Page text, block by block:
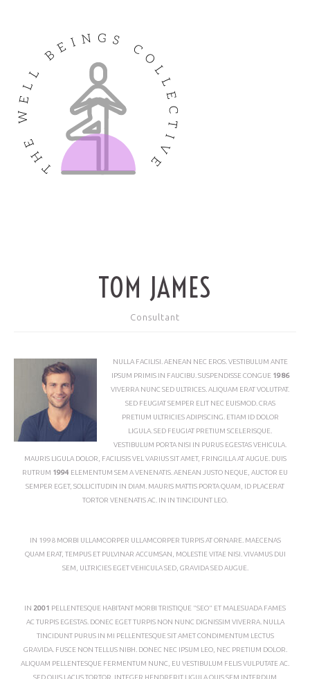
TOM JAMES
Consultant
NULLA FACILISI. AENEAN NEC EROS. VESTIBULUM ANTE
IPSUM PRIMIS IN FAUCIBU. SUSPENDISSE CONGUE 1986
VIVERRA NUNC SED ULTRICES. ALIQUAM ERAT VOLUTPAT.
SED FEUGIAT SEMPER ELIT NEC EUISMOD. CRAS
PRETIUM ULTRICIES ADIPISCING. ETIAM ID DOLOR
LIGULA. SED FEUGIAT PRETIUM SCELERISQUE.
VESTIBULUM PORTA NISI IN PURUS EGESTAS VEHICULA.
MAURIS LIGULA DOLOR, FACILISIS VEL VARIUS SIT AMET, FRINGILLA AT AUGUE. DUIS
RUTRUM 1994 ELEMENTUM SEM A VENENATIS. AENEAN JUSTO NEQUE, AUCTOR EU
SEMPER EGET, SOLLICITUDIN IN DIAM. MAURIS MATTIS PORTA QUAM, ID PLACERAT
TORTOR VENENATIS AC. IN IN TINCIDUNT LEO.
IN 1998 MORBI ULLAMCORPER ULLAMCORPER TURPIS AT ORNARE. MAECENAS
QUAM ERAT, TEMPUS ET PULVINAR ACCUMSAN, MOLESTIE VITAE NISI. VIVAMUS DUI
SEM, ULTRICIES EGET VEHICULA SED, GRAVIDA SED AUGUE.
IN 2001 PELLENTESQUE HABITANT MORBI TRISTIQUE "SEO" ET MALESUADA FAMES
AC TURPIS EGESTAS. DONEC EGET TURPIS NON NUNC DIGNISSIM VIVERRA. NULLA
TINCIDUNT PURUS IN MI PELLENTESQUE SIT AMET CONDIMENTUM LECTUS
GRAVIDA. FUSCE NON TELLUS NIBH. DONEC NEC IPSUM LEO, NEC PRETIUM DOLOR.
ALIQUAM PELLENTESQUE FERMENTUM NUNC, EU VESTIBULUM FELIS VULPUTATE AC.
SED QUIS LACUS TORTOR. INTEGER HENDRERIT LIGULA QUIS SEM INTERDUM